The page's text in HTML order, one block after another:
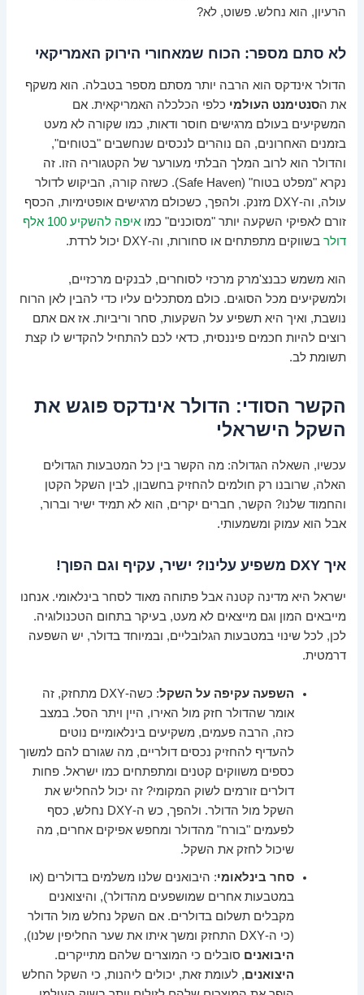
הרעיון, הוא נחלש. פשוט, לא?
לא סתם מספר: הכוח שמאחורי הירוק האמריקאי
הדולר אינדקס הוא הרבה יותר מסתם מספר בטבלה. הוא משקף
את הסנטימנט העולמי כלפי הכלכלה האמריקאית. אם
המשקיעים בעולם מרגישים חוסר ודאות, כמו שקורה לא מעט
בזמנים האחרונים, הם נוהרים לנכסים שנחשבים "בטוחים",
והדולר הוא לרוב המלך הבלתי מעורער של הקטגוריה הזו. זה
נקרא "מפלט בטוח" (Safe Haven). כשזה קורה, הביקוש לדולר
עולה, וה-DXY מזנק. ולהפך, כשכולם מרגישים אופטימיות, הכסף
זורם לאפיקי השקעה יותר "מסוכנים" כמו
איפה להשקיע 100 אלף
דולר בשווקים מתפתחים או סחורות, וה-DXY יכול לרדת.
הוא משמש כבנצ'מרק מרכזי לסוחרים, לבנקים מרכזיים,
ולמשקיעים מכל הסוגים. כולם מסתכלים עליו כדי להבין לאן הרוח
נושבת, ואיך היא תשפיע על השקעות, סחר וריביות. אז אם אתם
רוצים להיות חכמים פיננסית, כדאי לכם להתחיל להקדיש לו קצת
תשומת לב.
הקשר הסודי: הדולר אינדקס פוגש את
השקל הישראלי
עכשיו, השאלה הגדולה: מה הקשר בין כל המטבעות הגדולים
האלה, שרובנו רק חולמים להחזיק בחשבון, לבין השקל הקטן
והחמוד שלנו? הקשר, חברים יקרים, הוא לא תמיד ישיר וברור,
אבל הוא עמוק ומשמעותי.
איך DXY משפיע עלינו? ישיר, עקיף וגם הפוך!
ישראל היא מדינה קטנה אבל פתוחה מאוד לסחר בינלאומי. אנחנו
מייבאים המון וגם מייצאים לא מעט, בעיקר בתחום הטכנולוגיה.
לכן, לכל שינוי במטבעות הגלובליים, ובמיוחד בדולר, יש השפעה
דרמטית.
השפעה עקיפה על השקל
: כשה-DXY מתחזק, זה
אומר שהדולר חזק מול האירו, היין ויתר הסל. במצב
כזה, הרבה פעמים, משקיעים בינלאומיים נוטים
להעדיף להחזיק נכסים דולריים, מה שגורם להם למשוך
כספים משווקים קטנים ומתפתחים כמו ישראל. פחות
דולרים זורמים לשוק המקומי? זה יכול להחליש את
השקל מול הדולר. ולהפך, כש ה-DXY נחלש, כסף
לפעמים "בורח" מהדולר ומחפש אפיקים אחרים, מה
שיכול לחזק את השקל.
סחר בינלאומי: היבואנים שלנו משלמים בדולרים (או
במטבעות אחרים שמושפעים מהדולר), והיצואנים
מקבלים תשלום בדולרים. אם השקל נחלש מול הדולר
(כי ה-DXY התחזק ומשך איתו את שער החליפין שלנו),
היבואנים סובלים כי המוצרים שלהם מתייקרים.
היצואנים, לעומת זאת, יכולים ליהנות, כי השקל החלש